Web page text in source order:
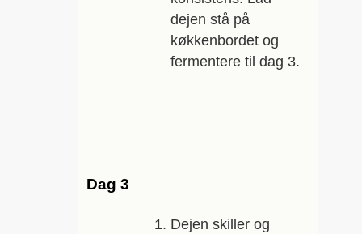
dejen stå på
køkkenbordet og
fermentere til dag 3.
Dag 3
Dejen skiller og